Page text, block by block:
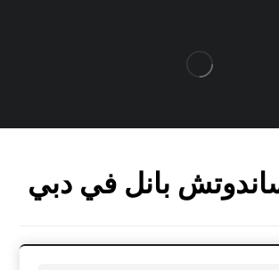
بانل في دبي